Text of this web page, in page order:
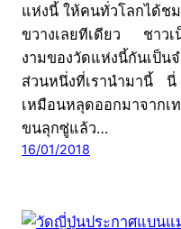
แห่งนี้ ให้คนทั่วโลกได้ช
ขวางเลยทีเดียว ชาวเ
งามของวัดแห่งนี้กันเป็น
ส่วนหนึ่งที่เรานำมานี้
เหมือนหลุดออกมาจากเ
ขนลุกซู่แล้ว…
16/01/2018